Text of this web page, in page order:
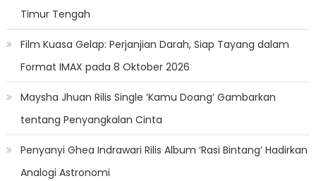
Timur Tengah
Film Kuasa Gelap: Perjanjian Darah, Siap Tayang dalam
Format IMAX pada 8 Oktober 2026
Maysha Jhuan Rilis Single ‘Kamu Doang’ Gambarkan
tentang Penyangkalan Cinta
Penyanyi Ghea Indrawari Rilis Album ‘Rasi Bintang’ Hadirkan
Analogi Astronomi